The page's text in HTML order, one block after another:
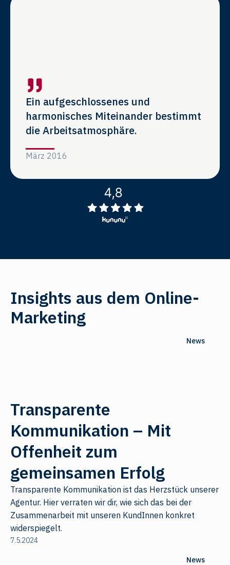
Ein aufgeschlossenes und
harmonisches Miteinander bestimmt
die Arbeitsatmosphäre.
März 2016
Insights aus dem Online-
Marketing
News
Transparente
Kommunikation – Mit
Offenheit zum
gemeinsamen Erfolg
Transparente Kommunikation ist das Herzstück unserer
Agentur. Hier verraten wir dir, wie sich das bei der
Zusammenarbeit mit unseren KundInnen konkret
widerspiegelt.
7.5.2024
News